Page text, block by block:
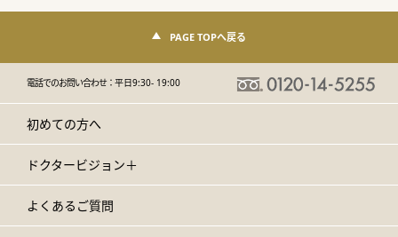
PAGE TOPへ戻る
電話でのお問い合わせ：平日9:30- 19:00
初めての方へ
ドクタービジョン＋
よくあるご質問